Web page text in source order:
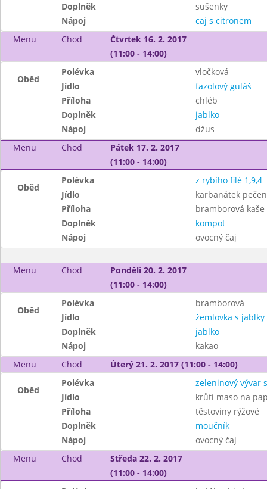
Doplněk
sušenky
Nápoj
caj s citronem
Menu
Chod
Čtvrtek 16. 2. 2017
(11:00 - 14:00)
Oběd
Polévka
vločková
Jídlo
fazolový guláš
Příloha
chléb
Doplněk
jablko
Nápoj
džus
Menu
Chod
Pátek 17. 2. 2017
(11:00 - 14:00)
Oběd
Polévka
z rybího filé 1,9,4
Jídlo
karbanátek
Příloha
bramborová kaše
Doplněk
kompot
Nápoj
ovocný čaj
Menu Chod
Pondělí 20. 2. 2017
(11:00 - 14:00)
Oběd
Polévka
bramborová
Jídlo
žemlovka s jablky
Doplněk
jablko
Nápoj
kakao
Menu
Chod Úterý 21. 2. 2017 (11:00 - 14:00)
Oběd
Polévka
zeleninový vývar
Jídlo
krůtí maso na
Příloha
těstoviny rýžové
Doplněk
moučník
Nápoj
ovocný čaj
Menu
Chod
Středa 22. 2. 2017
(11:00 - 14:00)